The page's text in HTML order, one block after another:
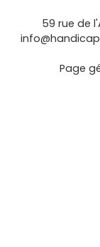
59 rue de
Page